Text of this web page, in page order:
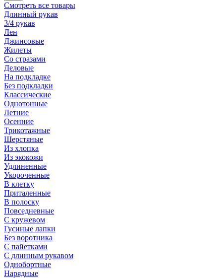
Смотреть все товары
Длинный рукав
3/4 рукав
Лен
Джинсовые
Жилеты
Со стразами
Деловые
На подкладке
Без подкладки
Классические
Однотонные
Летние
Осенние
Трикотажные
Шерстяные
Из хлопка
Из экокожи
Удлиненные
Укороченные
В клетку
Приталенные
В полоску
Повседневные
С кружевом
Гусиные лапки
Без воротника
С пайетками
С длинным рукавом
Однобортные
Нарядные